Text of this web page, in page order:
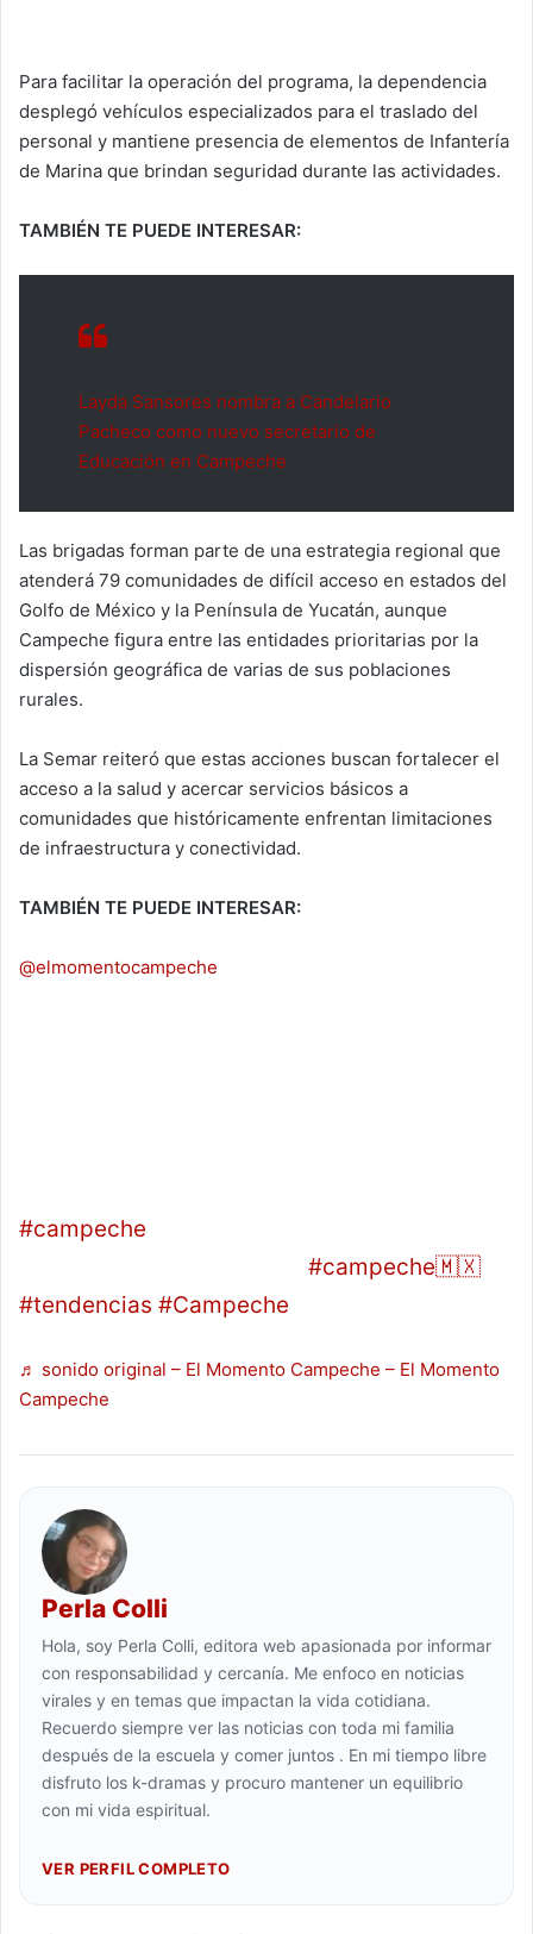
Para facilitar la operación del programa, la dependencia
desplegó vehículos especializados para el traslado del
personal y mantiene presencia de elementos de Infantería
de Marina que brindan seguridad durante las actividades.
TAMBIÉN TE PUEDE INTERESAR:
Layda Sansores nombra a Candelario
Pacheco como nuevo secretario de
Educación en Campeche
Las brigadas forman parte de una estrategia regional que
atenderá 79 comunidades de difícil acceso en estados del
Golfo de México y la Península de Yucatán, aunque
Campeche figura entre las entidades prioritarias por la
dispersión geográfica de varias de sus poblaciones
rurales.
La Semar reiteró que estas acciones buscan fortalecer el
acceso a la salud y acercar servicios básicos a
comunidades que históricamente enfrentan limitaciones
de infraestructura y conectividad.
TAMBIÉN TE PUEDE INTERESAR:
@elmomentocampeche
#campeche
#campeche🇲🇽
#tendencias #Campeche
♬ sonido original – El Momento Campeche – El Momento
Campeche
Perla Colli
Hola, soy Perla Colli, editora web apasionada por informar
con responsabilidad y cercanía. Me enfoco en noticias
virales y en temas que impactan la vida cotidiana.
Recuerdo siempre ver las noticias con toda mi familia
después de la escuela y comer juntos . En mi tiempo libre
disfruto los k-dramas y procuro mantener un equilibrio
con mi vida espiritual.
VER PERFIL COMPLETO